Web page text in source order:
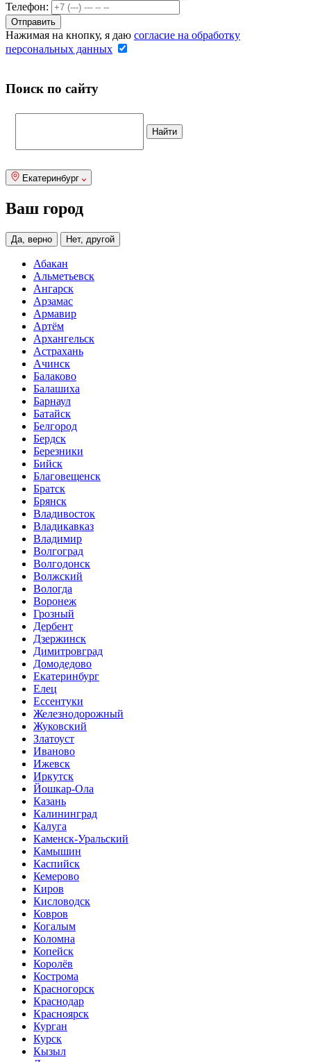
Телефон:
Нажимая на кнопку, я даю согласие на обработку
персональных данных
Поиск по сайту
Екатеринбург
Ваш город
Да, верно Нет, другой
Абакан
Альметьевск
Ангарск
Арзамас
Армавир
Артём
Архангельск
Астрахань
Ачинск
Балаково
Балашиха
Барнаул
Батайск
Белгород
Бердск
Березники
Бийск
Благовещенск
Братск
Брянск
Владивосток
Владикавказ
Владимир
Волгоград
Волгодонск
Волжский
Вологда
Воронеж
Грозный
Дербент
Дзержинск
Димитровград
Домодедово
Екатеринбург
Елец
Ессентуки
Железнодорожный
Жуковский
Златоуст
Иваново
Ижевск
Иркутск
Йошкар-Ола
Казань
Калининград
Калуга
Каменск-Уральский
Камышин
Каспийск
Кемерово
Киров
Кисловодск
Ковров
Когалым
Коломна
Копейск
Королёв
Кострома
Красногорск
Краснодар
Красноярск
Курган
Курск
Кызыл